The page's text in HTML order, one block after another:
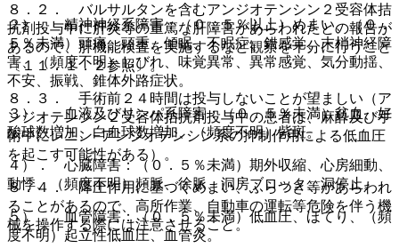
８．２． バルサルタンを含むアンジオテンシン２受容体拮
抗剤投与中に肝炎等の重篤な肝障害があらわれたとの報告が
あるので、肝機能検査を実施するなど観察を十分に行うこと
〔１１．１．２参照〕。
８．３． 手術前２４時間は投与しないことが望ましい（ア
ンジオテンシン２受容体拮抗剤投与中の患者は、麻酔及び手
術中にレニン−アンジオテンシン系の抑制作用による低血圧
を起こす可能性がある）。
８．４． 降圧作用に基づくめまい、ふらつき等があらわれ
ることがあるので、高所作業、自動車の運転等危険を伴う機
械を操作する際には注意させること。
２）． 精神神経系障害：（０．５％以上）めまい、（０．
５％未満）頭痛、頭重、傾眠、不眠症、錯感覚、末梢神経障
害、（頻度不明）しびれ、味覚異常、異常感覚、気分動揺、
不安、振戦、錐体外路症状。
３）． 血液及びリンパ系障害：（０．５％未満）貧血、好
酸球数増加、白血球数増加、（頻度不明）紫斑。
４）． 心臓障害：（０．５％未満）期外収縮、心房細動、
動悸、（頻度不明）頻脈、徐脈、洞房ブロック、洞停止。
５）． 血管障害：（０．５％未満）低血圧、ほてり、（頻
度不明）起立性低血圧、血管炎。